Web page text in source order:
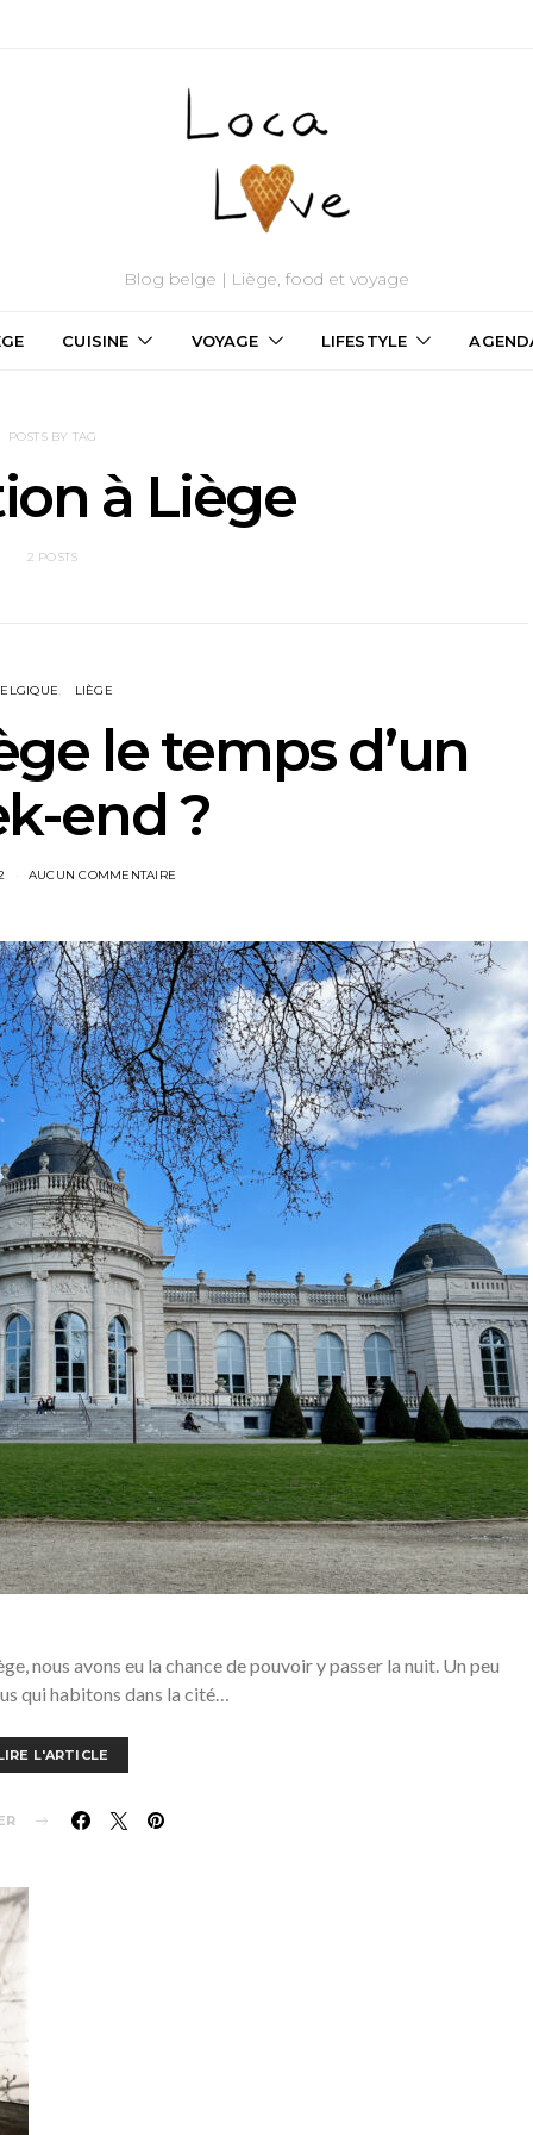
Blog belge | Liège, food et voyage
CUISINE VOYAGE LIFESTYLE
POSTS BY TAG
à Liège
2 POSTS
LIÈGE
le temps d’un
end ?
AUCUN COMMENTAIRE
nous avons eu la chance de pouvoir y passer la nuit. Un peu
qui habitons dans la cité…
L'ARTICLE